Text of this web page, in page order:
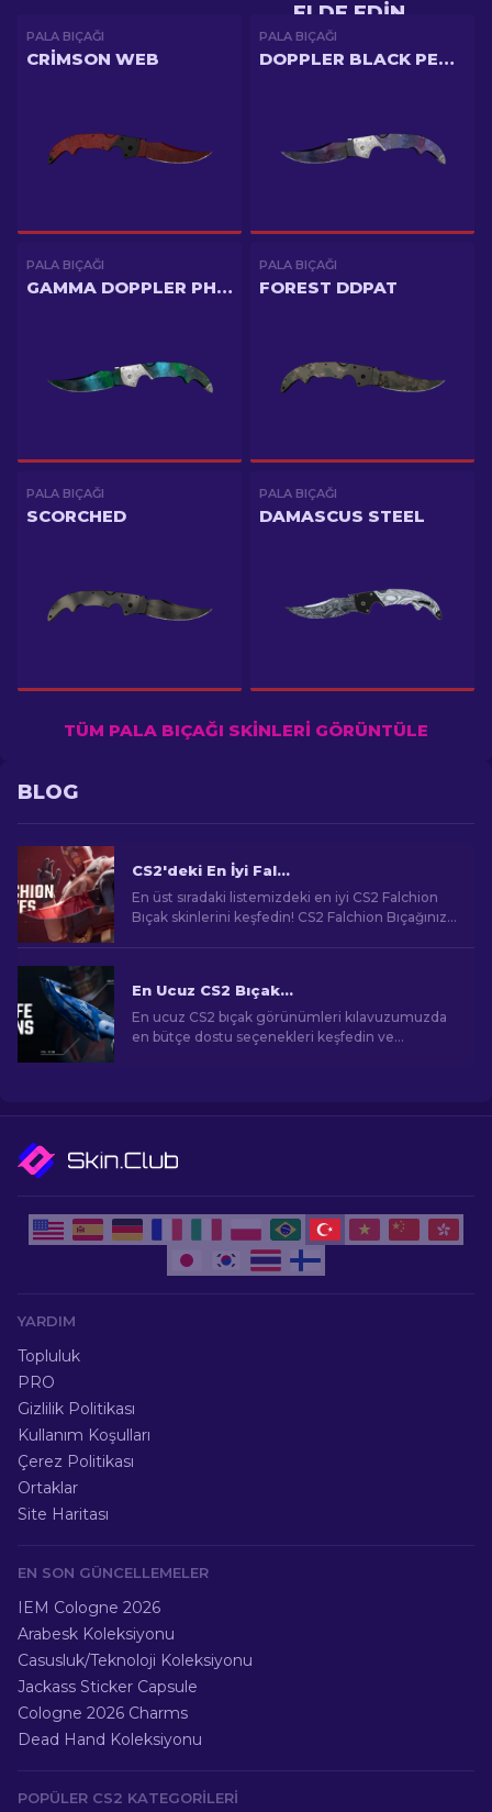
ELDE EDIN
PALA BIÇAĞI
CRIMSON WEB
PALA BIÇAĞI
DOPPLER BLACK PEARL
PALA BIÇAĞI
GAMMA DOPPLER PHASE 3
PALA BIÇAĞI
FOREST DDPAT
PALA BIÇAĞI
SCORCHED
PALA BIÇAĞI
DAMASCUS STEEL
TÜM PALA BIÇAĞI SKINLERI GÖRÜNTÜLE
BLOG
CS2'deki En İyi Falchion Bıçak Skinleri: Sıralı En İyi Liste
En üst sıradaki listemizdeki en iyi CS2 Falchion
Bıçak skinlerini keşfedin! CS2 Falchion Bıçağınız
En Ucuz CS2 Bıçak Görünümleri [2026]
En ucuz CS2 bıçak görünümleri kılavuzumuzda
en bütçe dostu seçenekleri keşfedin ve
YARDIM
Topluluk
PRO
Gizlilik Politikası
Kullanım Koşulları
Çerez Politikası
Ortaklar
Site Haritası
EN SON GÜNCELLEMELER
IEM Cologne 2026
Arabesk Koleksiyonu
Casusluk/Teknoloji Koleksiyonu
Jackass Sticker Capsule
Cologne 2026 Charms
Dead Hand Koleksiyonu
POPÜLER CS2 KATEGORILERI